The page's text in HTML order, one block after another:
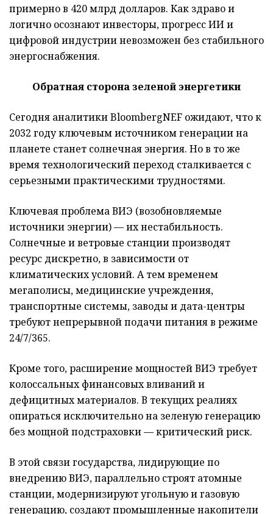
примерно в 420 млрд долларов. Как здраво и
логично осознают инвесторы, прогресс ИИ и
цифровой индустрии невозможен без стабильного
энергоснабжения.
Обратная сторона зеленой энергетики
Сегодня аналитики BloombergNEF ожидают, что к
2032 году ключевым источником генерации на
планете станет солнечная энергия. Но в то же
время технологический переход сталкивается с
серьезными практическими трудностями.
Ключевая проблема ВИЭ (возобновляемые
источники энергии) — их нестабильность.
Солнечные и ветровые станции производят
ресурс дискретно, в зависимости от
климатических условий. А тем временем
мегаполисы, медицинские учреждения,
транспортные системы, заводы и дата-центры
требуют непрерывной подачи питания в режиме
24/7/365.
Кроме того, расширение мощностей ВИЭ требует
колоссальных финансовых вливаний и
дефицитных материалов. В текущих реалиях
опираться исключительно на зеленую генерацию
без мощной подстраховки — критический риск.
В этой связи государства, лидирующие по
внедрению ВИЭ, параллельно строят атомные
станции, модернизируют угольную и газовую
генерацию, создают промышленные накопители